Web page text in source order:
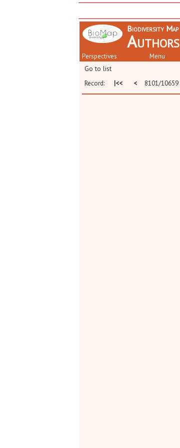
Biodiversity Map
Authors
Perspectives
Menu
Go to list
Record:
|<< < 8101/10659